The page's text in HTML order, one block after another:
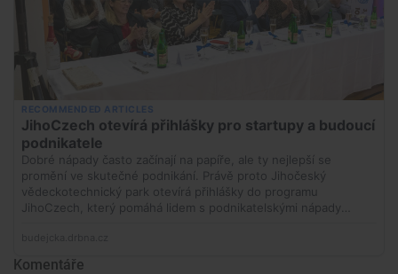
Komentáře